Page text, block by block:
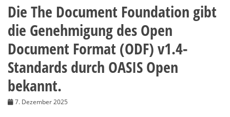
Die The Document Foundation gibt
die Genehmigung des Open
Document Format (ODF) v1.4-
Standards durch OASIS Open
bekannt.
7. Dezember 2025